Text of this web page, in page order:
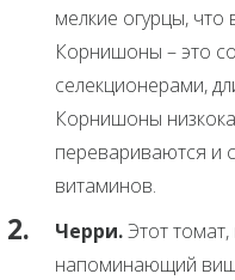
мелкие огурцы,
Корнишоны – это
селекционерами,
Корнишоны
перевариваются и
витаминов.
Черри.Этот
напоминающий